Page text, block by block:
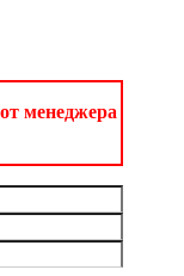
менеджера